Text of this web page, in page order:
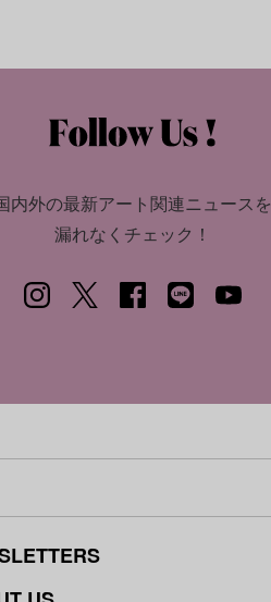
内外の最新アート関連ニュースを
漏れなくチェック！